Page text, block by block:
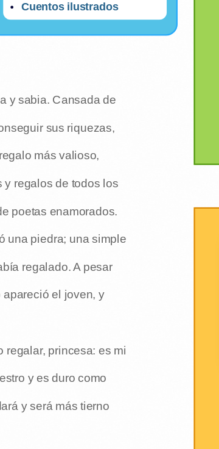
Cuentos ilustrados
y sabia. Cansada de
sus riquezas,
más valioso,
y regalos de todos los
poetas enamorados.
una piedra; una simple
regalado. A pesar
apareció el joven, y
regalar, princesa: es mi
y es duro como
y será más tierno